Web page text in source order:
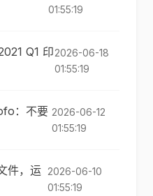
01:55:19
Q1 印2026-06-18
01:55:19
：不要 2026-06-12
01:55:19
件，运 2026-06-10
01:55:19